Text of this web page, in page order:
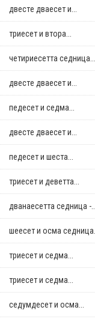
двестe дваесет и...
триесет и втора...
четириесетта седница...
двестe дваесет и...
педесет и седма...
двестe дваесет и...
педесет и шеста...
триесет и деветта...
дванаесетта седница -...
шеесет и осма седница...
триесет и седма...
триесет и седма...
седумдесет и осма...